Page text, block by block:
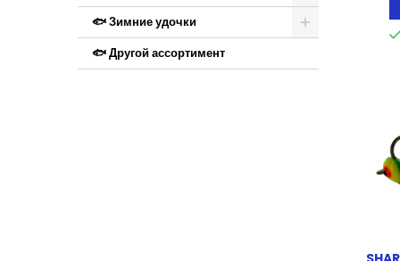
🐟 Зимние удочки
🐟 Другой ассортимент